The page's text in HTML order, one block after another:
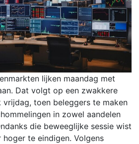
lijken maandag met
Dat volgt op een zwakkere
toen beleggers te maken
in zowel aandelen
die beweeglijke sessie wist
te eindigen. Volgens